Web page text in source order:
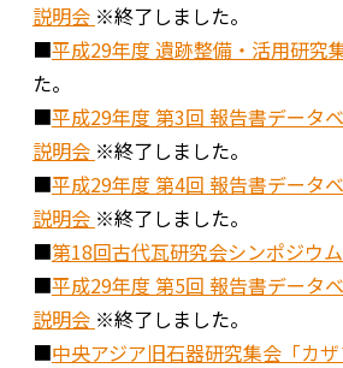
説明会 ※終了しました。
■平成29年度 遺跡整備・活用研究
た。
■平成29年度 第3回 報告書データ
説明会 ※終了しました。
■平成29年度 第4回 報告書データ
説明会 ※終了しました。
■第18回古代瓦研究会シンポジウム
■平成29年度 第5回 報告書データ
説明会 ※終了しました。
■中央アジア旧石器研究集会「カ